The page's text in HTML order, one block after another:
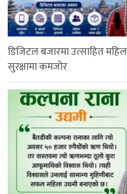
डिजिटल बजारमा उत्साहित
सुरक्षामा कमजोर